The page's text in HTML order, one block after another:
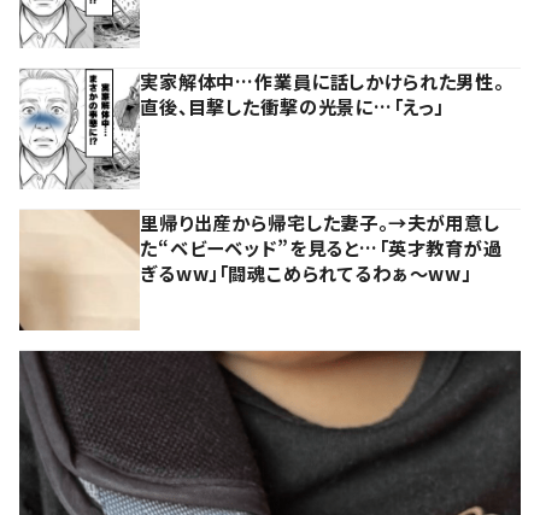
実家解体中…作業員に話しかけられた男性。
直後、目撃した衝撃の光景に…「えっ」
里帰り出産から帰宅した妻子。→夫が用意し
た“ベビーベッド”を見ると…「英才教育が過
ぎるww」「闘魂こめられてるわぁ～ww」